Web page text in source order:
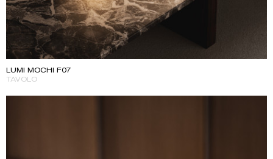
LUMI MOCHI F07
TAVOLO